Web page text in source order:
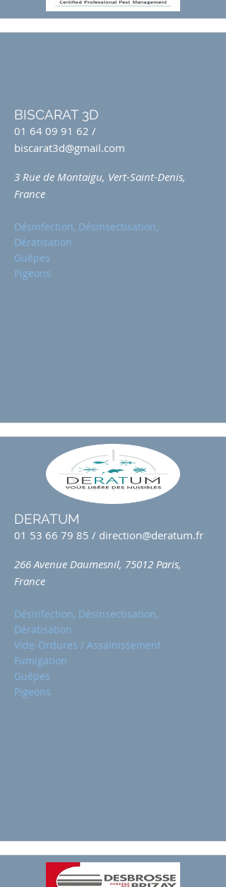
BISCARAT 3D
01 64 09 91 62 /
biscarat3d@gmail.com
3 Rue de Montaigu, Vert-Saint-Denis,
France
Désinfection, Désinsectisation,
Dératisation
Guêpes
Pigeons
DERATUM
01 53 66 79 85 / direction@deratum.fr
266 Avenue Daumesnil, 75012 Paris,
France
Désinfection, Désinsectisation,
Dératisation
Vide-Ordures / Assainissement
Fumigation
Guêpes
Pigeons